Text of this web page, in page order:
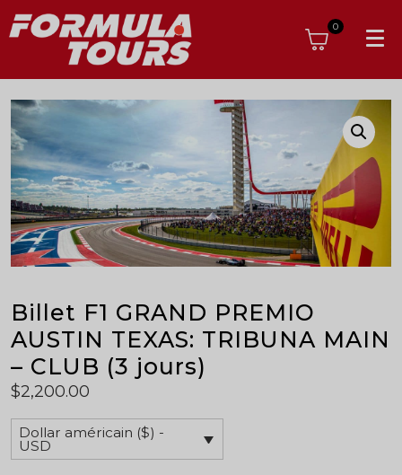
0
Billet F1 GRAND PREMIO
AUSTIN TEXAS: TRIBUNA MAIN
– CLUB (3 jours)
$2,200.00
Dollar américain ($) -
USD